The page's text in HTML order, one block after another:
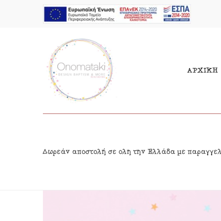
ΑΡΧΙΚΗ
Μπομπονιέρες Αγόρι
Προσκλητήρια Αγόρι
Προσκλητήρια Κορίτσι
Δωρεάν αποστολή σε όλη την Ελλάδα με